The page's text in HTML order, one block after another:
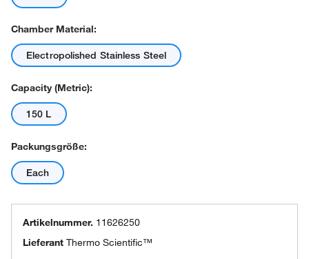
Chamber Material:
Electropolished Stainless Steel
Capacity (Metric):
150 L
Packungsgröße:
Each
Artikelnummer. 11626250
Lieferant Thermo Scientific™